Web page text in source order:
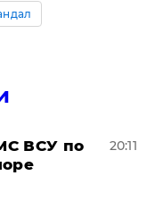
ВСУ по
20:11